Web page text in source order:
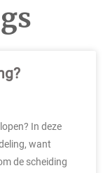
In deze
want
de scheiding